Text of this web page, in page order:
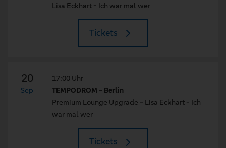
Lisa Eckhart - Ich war mal wer
Tickets
20
Sep
17:00 Uhr
TEMPODROM - Berlin
Premium Lounge Upgrade - Lisa Eckhart - Ich
war mal wer
Tickets